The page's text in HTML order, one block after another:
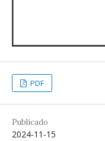
PDF
Publicado
2024-11-15